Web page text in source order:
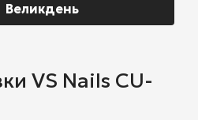
Великдень
VS Nails CU-